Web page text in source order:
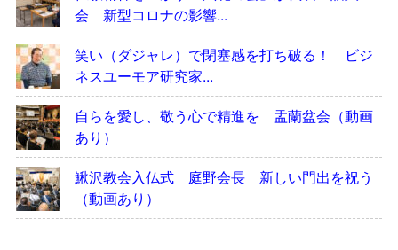
会 新型コロナの影響...
笑い（ダジャレ）で閉塞感を打ち破る！ ビジ
ネスユーモア研究家...
自らを愛し、敬う心で精進を 盂蘭盆会（動画
あり）
鰍沢教会入仏式 庭野会長 新しい門出を祝う
（動画あり）